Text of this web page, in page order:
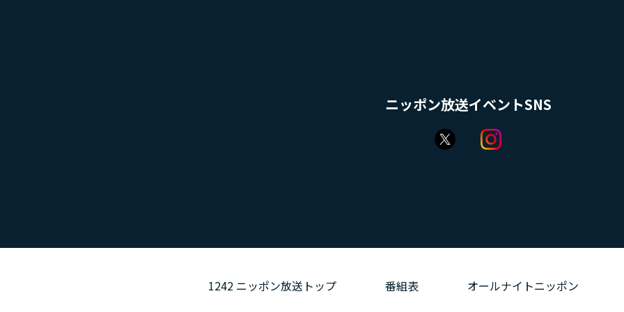
ニッポン放送イベントSNS
1242 ニッポン放送トップ 番組表 オールナイトニッポン